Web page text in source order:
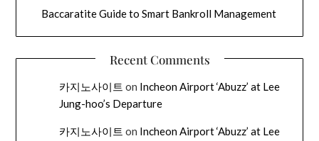
Baccaratite Guide to Smart Bankroll Management
Recent Comments
카지노사이트 on Incheon Airport ‘Abuzz’ at Lee
Jung-hoo’s Departure
카지노사이트 on Incheon Airport ‘Abuzz’ at Lee